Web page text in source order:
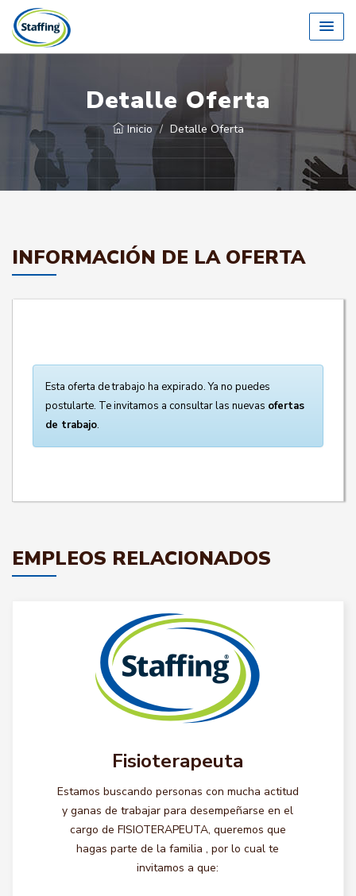
Detalle Oferta
Inicio Detalle Oferta
INFORMACIÓN DE LA OFERTA
Esta oferta de trabajo ha expirado. Ya no puedes
postularte. Te invitamos a consultar las nuevas ofertas
de trabajo.
EMPLEOS RELACIONADOS
Fisioterapeuta
Estamos buscando personas con mucha actitud
y ganas de trabajar para desempeñarse en el
cargo de FISIOTERAPEUTA, queremos que
hagas parte de la familia , por lo cual te
invitamos a que: